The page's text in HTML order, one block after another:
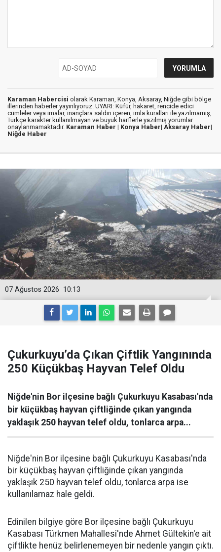
Karaman Habercisi olarak Karaman, Konya, Aksaray, Niğde gibi bölge
illerinden haberler yayınlıyoruz. UYARI: Küfür, hakaret, rencide edici
cümleler veya imalar, inançlara saldırı içeren, imla kuralları ile yazılmamış,
Türkçe karakter kullanılmayan ve büyük harflerle yazılmış yorumlar
onaylanmamaktadır. Karaman Haber | Konya Haber| Aksaray Haber|
Niğde Haber
10:13
07 Ağustos 2026
Çukurkuyu’da Çıkan Çiftlik Yangınında
250 Küçükbaş Hayvan Telef Oldu
Niğde'nin Bor ilçesine bağlı Çukurkuyu Kasabası'nda
bir küçükbaş hayvan çiftliğinde çıkan yangında
yaklaşık 250 hayvan telef oldu, tonlarca arpa...
Niğde'nin Bor ilçesine bağlı Çukurkuyu Kasabası'nda
bir küçükbaş hayvan çiftliğinde çıkan yangında
yaklaşık 250 hayvan telef oldu, tonlarca arpa ise
kullanılamaz hale geldi.
Edinilen bilgiye göre Bor ilçesine bağlı Çukurkuyu
Kasabası Türkmen Mahallesi'nde Ahmet Gültekin'e ait
çiftlikte henüz belirlenemeyen bir nedenle yangın çıktı.